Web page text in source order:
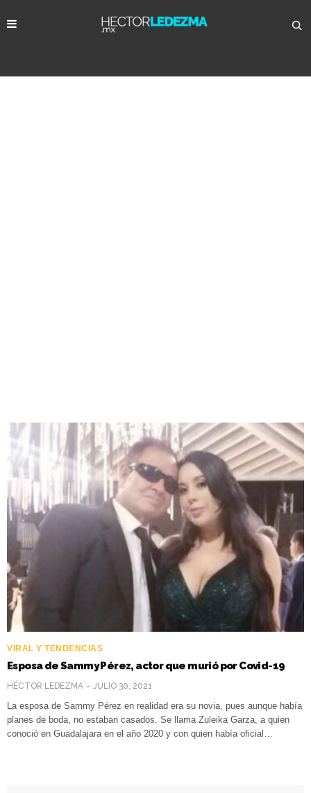
VIRAL Y TENDENCIAS
Esposa de Sammy Pérez, actor que murió por Covid-19
HÉCTOR LEDEZMA JULIO 30, 2021
La esposa de Sammy Pérez en realidad era su novia, pues aunque había
planes de boda, no estaban casados. Se llama Zuleika Garza, a quien
conoció en Guadalajara en el año 2020 y con quien había oficial…